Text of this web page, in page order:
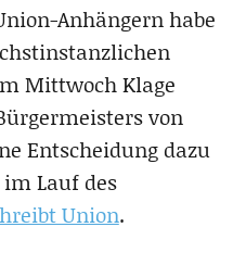
Anhängern habe
Mittwoch Klage
von
Entscheidung dazu
Lauf des
Union.